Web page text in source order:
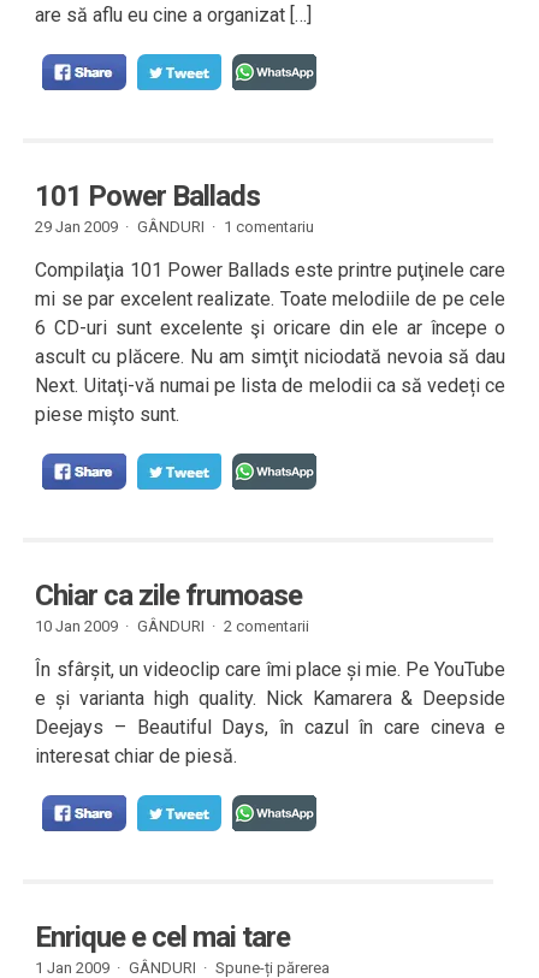
are să aflu eu cine a organizat […]
101 Power Ballads
29 Jan 2009 · GÂNDURI · 1 comentariu
Compilaţia 101 Power Ballads este printre puţinele care
mi se par excelent realizate. Toate melodiile de pe cele
6 CD-uri sunt excelente şi oricare din ele ar începe o
ascult cu plăcere. Nu am simţit niciodată nevoia să dau
Next. Uitaţi-vă numai pe lista de melodii ca să vedeți ce
piese mişto sunt.
Chiar ca zile frumoase
10 Jan 2009 · GÂNDURI · 2 comentarii
În sfârșit, un videoclip care îmi place și mie. Pe YouTube
e și varianta high quality. Nick Kamarera & Deepside
Deejays – Beautiful Days, în cazul în care cineva e
interesat chiar de piesă.
Enrique e cel mai tare
1 Jan 2009 · GÂNDURI · Spune-ți părerea